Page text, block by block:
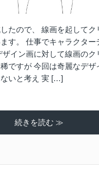
たので、 線画を起してク
す。 仕事でキャラクター
ザイン画に対して線画のク
ですが 今回は奇麗なデザ
いと考え 実 […]
続きを読む ≫